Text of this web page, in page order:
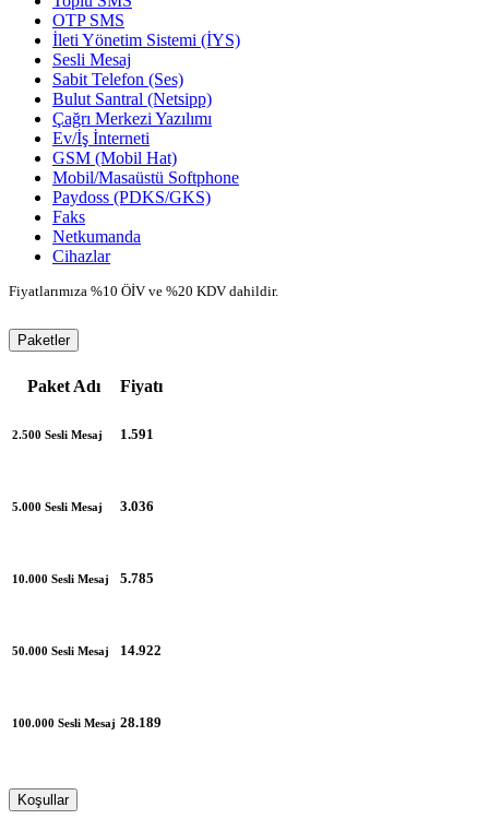
OTP SMS
İleti Yönetim Sistemi (İYS)
Sesli Mesaj
Sabit Telefon (Ses)
Bulut Santral (Netsipp)
Çağrı Merkezi Yazılımı
Ev/İş İnterneti
GSM (Mobil Hat)
Mobil/Masaüstü Softphone
Paydoss (PDKS/GKS)
Faks
Netkumanda
Cihazlar
Fiyatlarımıza %10 ÖİV ve %20 KDV dahildir.
Paketler
Paket Adı Fiyatı
2.500 Sesli Mesaj 1.591
5.000 Sesli Mesaj 3.036
10.000 Sesli Mesaj 5.785
50.000 Sesli Mesaj 14.922
100.000 Sesli Mesaj 28.189
Koşullar